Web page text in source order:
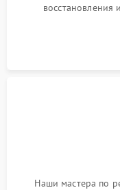
восстановления
Наши мастера по